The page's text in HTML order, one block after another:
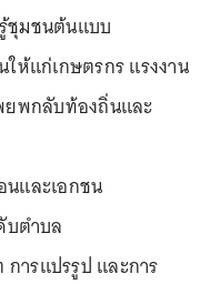
ชุมชนต้นแบบ
ให้แก่เกษตรกร แรงงาน
พกลับท้องถิ่นและ
นและเอกชน
ตำบล
ารแปรรูป และการ